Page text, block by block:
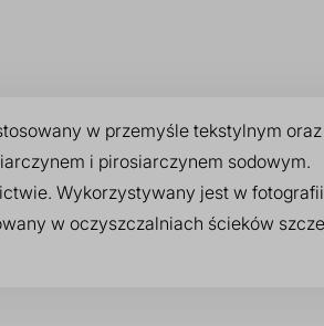
w przemyśle tekstylnym oraz
i pirosiarczynem sodowym.
Wykorzystywany jest w
w oczyszczalniach ścieków